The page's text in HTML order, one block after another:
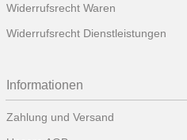
Widerrufsrecht Waren
Widerrufsrecht Dienstleistungen
Informationen
Zahlung und Versand